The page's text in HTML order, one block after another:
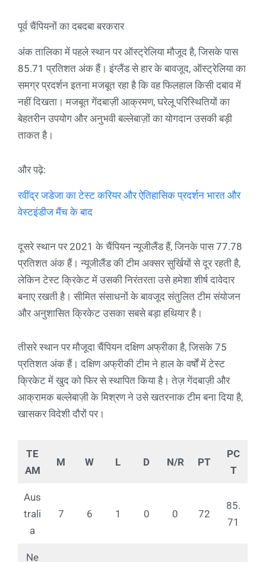
पूर्व चैंपियनों का दबदबा बरकरार
अंक तालिका में पहले स्थान पर ऑस्ट्रेलिया मौजूद है, जिसके पास
85.71 प्रतिशत अंक हैं। इंग्लैंड से हार के बावजूद, ऑस्ट्रेलिया का
समग्र प्रदर्शन इतना मजबूत रहा है कि वह फिलहाल किसी दबाव में
नहीं दिखता। मजबूत गेंदबाज़ी आक्रमण, घरेलू परिस्थितियों का
बेहतरीन उपयोग और अनुभवी बल्लेबाज़ों का योगदान उसकी बड़ी
ताकत है।
और पढ़े:
रवींद्र जडेजा का टेस्ट करियर और ऐतिहासिक प्रदर्शन भारत और
वेस्टइंडीज मैंच के बाद
दूसरे स्थान पर 2021 के चैंपियन न्यूजीलैंड हैं, जिनके पास 77.78
प्रतिशत अंक हैं। न्यूजीलैंड की टीम अक्सर सुर्खियों से दूर रहती है,
लेकिन टेस्ट क्रिकेट में उसकी निरंतरता उसे हमेशा शीर्ष दावेदार
बनाए रखती है। सीमित संसाधनों के बावजूद संतुलित टीम संयोजन
और अनुशासित क्रिकेट उसका सबसे बड़ा हथियार है।
तीसरे स्थान पर मौजूदा चैंपियन दक्षिण अफ्रीका है, जिसके 75
प्रतिशत अंक हैं। दक्षिण अफ्रीकी टीम ने हाल के वर्षों में टेस्ट
क्रिकेट में खुद को फिर से स्थापित किया है। तेज़ गेंदबाज़ी और
आक्रामक बल्लेबाज़ी के मिश्रण ने उसे खतरनाक टीम बना दिया है,
खासकर विदेशी दौरों पर।
TE
AM
M W L D N/R PT
PC
T
Aus
trali
a
7 6 1 0 0 72
85.
71
Ne